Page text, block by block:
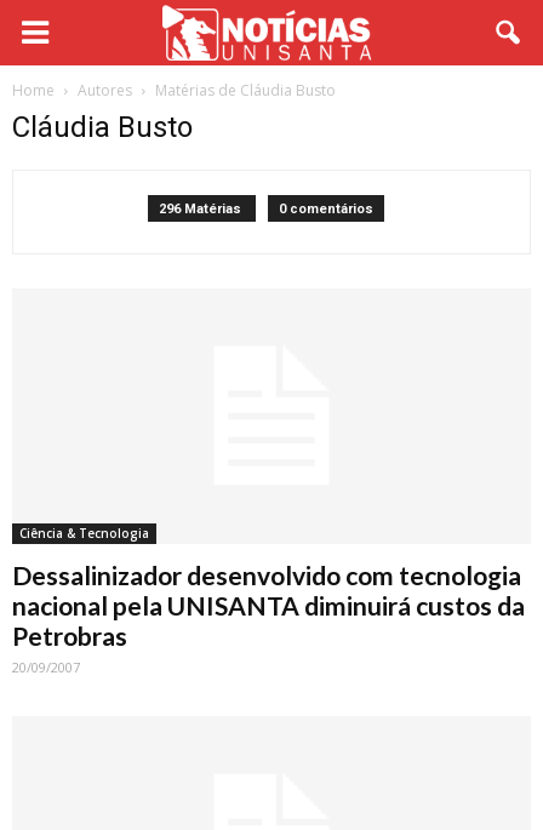
Home Autores Matérias de Cláudia Busto
Cláudia Busto
296 Matérias 0 comentários
Ciência & Tecnologia
Dessalinizador desenvolvido com tecnologia
nacional pela UNISANTA diminuirá custos da
Petrobras
20/09/2007